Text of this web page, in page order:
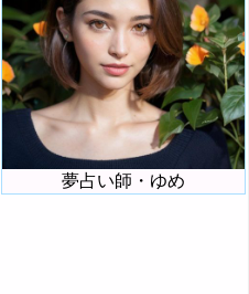
夢占い師・ゆめ